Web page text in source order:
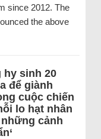
since 2012. The
the above
hy sinh 20
để giành
cuộc chiến
lo hạt nhân
cảnh